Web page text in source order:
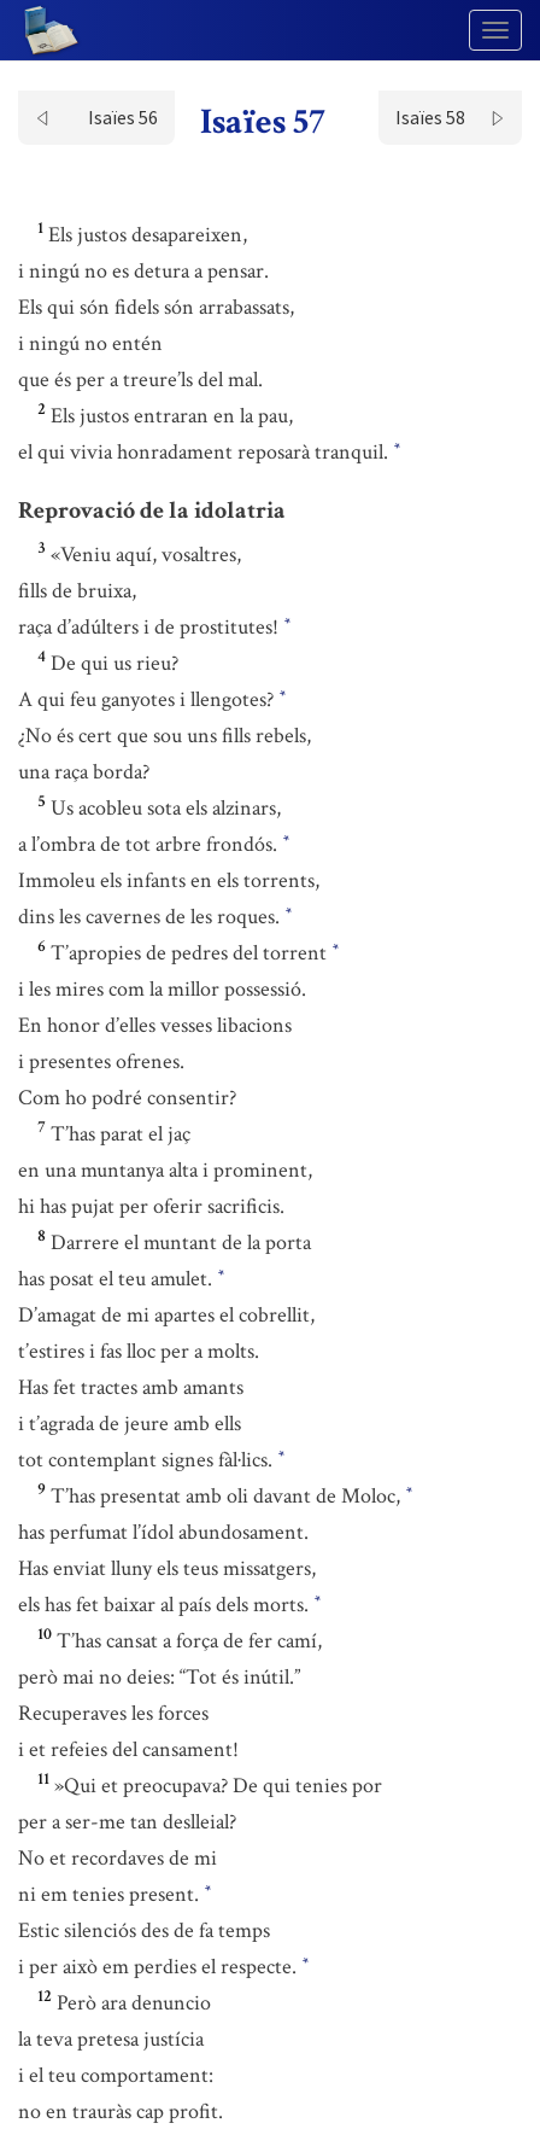
Isaïes 56 Isaïes 57 Isaïes 58
1 Els justos desapareixen,
i ningú no es detura a pensar.
Els qui són fidels són arrabassats,
i ningú no entén
que és per a treure’ls del mal.
2 Els justos entraran en la pau,
el qui vivia honradament reposarà tranquil. *
Reprovació de la idolatria
3 «Veniu aquí, vosaltres,
fills de bruixa,
raça d’adúlters i de prostitutes! *
4 De qui us rieu?
A qui feu ganyotes i llengotes? *
¿No és cert que sou uns fills rebels,
una raça borda?
5 Us acobleu sota els alzinars,
a l’ombra de tot arbre frondós. *
Immoleu els infants en els torrents,
dins les cavernes de les roques. *
6 T’apropies de pedres del torrent *
i les mires com la millor possessió.
En honor d’elles vesses libacions
i presentes ofrenes.
Com ho podré consentir?
7 T’has parat el jaç
en una muntanya alta i prominent,
hi has pujat per oferir sacrificis.
8 Darrere el muntant de la porta
has posat el teu amulet. *
D’amagat de mi apartes el cobrellit,
t’estires i fas lloc per a molts.
Has fet tractes amb amants
i t’agrada de jeure amb ells
tot contemplant signes fàl·lics. *
9 T’has presentat amb oli davant de Moloc, *
has perfumat l’ídol abundosament.
Has enviat lluny els teus missatgers,
els has fet baixar al país dels morts. *
10 T’has cansat a força de fer camí,
però mai no deies: “Tot és inútil.”
Recuperaves les forces
i et refeies del cansament!
11 »Qui et preocupava? De qui tenies por
per a ser-me tan deslleial?
No et recordaves de mi
ni em tenies present. *
Estic silenciós des de fa temps
i per això em perdies el respecte. *
12 Però ara denuncio
la teva pretesa justícia
i el teu comportament:
no en trauràs cap profit.